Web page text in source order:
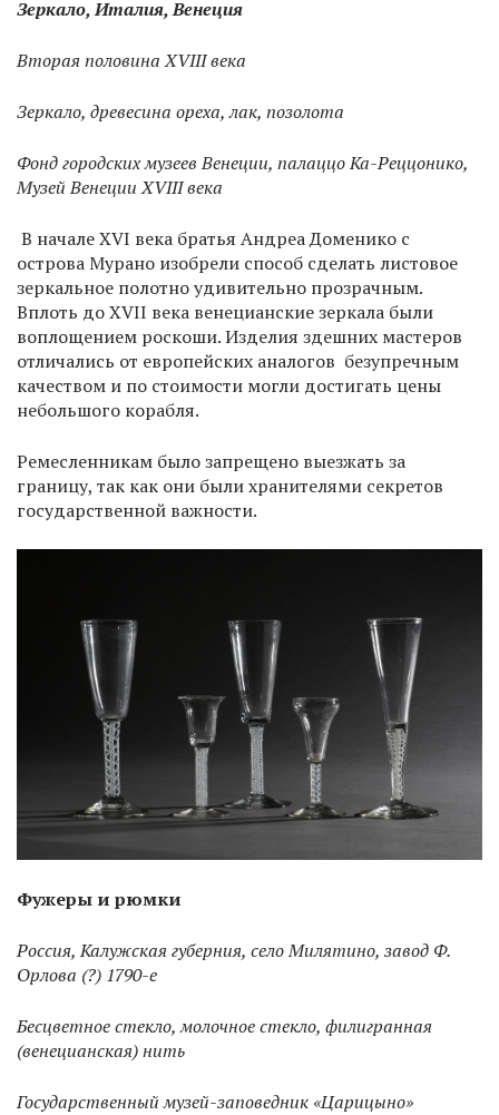
Зеркало, Италия, Венеция
Вторая половина XVIII века
Зеркало, древесина ореха, лак, позолота
Фонд городских музеев Венеции, палаццо Ка-Реццонико,
Музей Венеции XVIII века
В начале XVI века братья Андреа Доменико с
острова Мурано изобрели способ сделать листовое
зеркальное полотно удивительно прозрачным.
Вплоть до XVII века венецианские зеркала были
воплощением роскоши. Изделия здешних мастеров
отличались от европейских аналогов безупречным
качеством и по стоимости могли достигать цены
небольшого корабля.
Ремесленникам было запрещено выезжать за
границу, так как они были хранителями секретов
государственной важности.
Фужеры и рюмки
Россия, Калужская губерния, село Милятино, завод Ф.
Орлова (?) 1790-е
Бесцветное стекло, молочное стекло, филигранная
(венецианская) нить
Государственный музей-заповедник «Царицыно»